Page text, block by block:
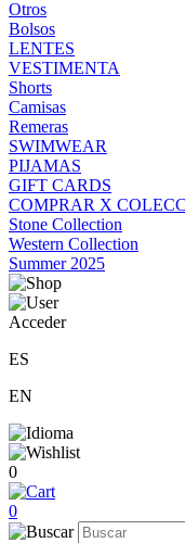
Otros
Bolsos
LENTES
VESTIMENTA
Shorts
Camisas
Remeras
SWIMWEAR
PIJAMAS
GIFT CARDS
COMPRAR X
Stone Collection
Western Collection
Summer 2025
Acceder
ES
EN
0
0